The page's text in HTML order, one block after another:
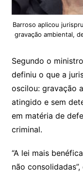
Barroso aplicou
gravação ambiental,
Segundo o
definiu o que a
oscilou: gravação
atingido e sem
em matéria de
criminal.
“A lei mais
não